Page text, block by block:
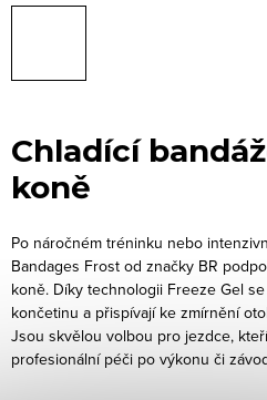
Chladící
koně
Po náročném tréninku nebo
Bandages Frost od značky BR
koně. Díky technologii Freeze Gel
končetinu a přispívají ke zmírnění
Jsou skvělou volbou pro jezdce,
profesionální péči po výkonu či